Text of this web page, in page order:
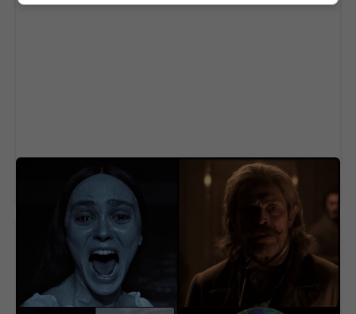
Na Netflix dorazila geniálna novinka aj s
dabingom. Má aj slovenský rukopis